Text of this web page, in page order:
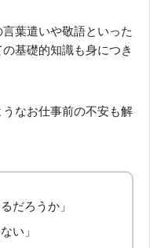
葉遣いや敬語といった
基礎的知識も身につき
なお仕事前の不安も解
だろうか」
い」